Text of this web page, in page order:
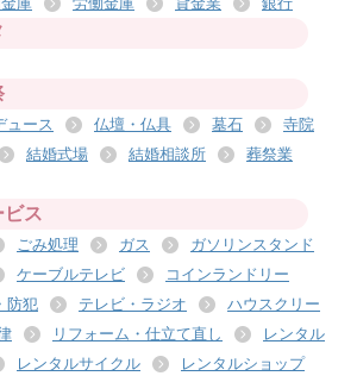
ュース 仏壇・仏具 墓石
寺院
結婚式場 結婚相談所
葬祭業
ス
ごみ処理 ガス
ガソリンスタンド
ケーブルテレビ
コインランドリー
防犯
テレビ・ラジオ
ハウスクリー
リフォーム・仕立て直し
レンタル
レンタルサイクル
レンタルショップ